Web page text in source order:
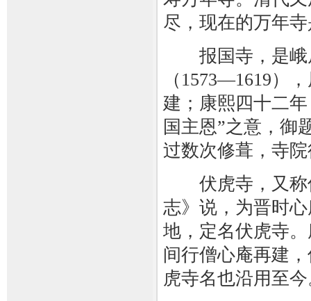
尽，现在的万年
报国寺，是峨
（1573—1619）
建；康熙四十二
国主恩”之意，御
过数次修葺，寺
伏虎寺，又称
志》说，为晋时
地，定名伏虎寺
间行僧心庵再建
虎寺名也沿用至